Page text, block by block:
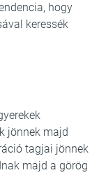
hogy
keressék
jönnek majd
tagjai jönnek
majd a görög